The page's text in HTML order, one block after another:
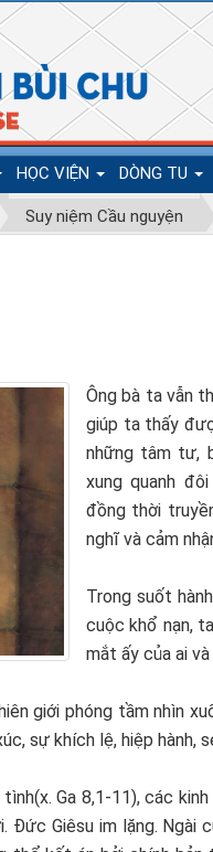
HỌC VIỆN DÒNG TU
Suy niệm Cầu nguyện
Ông bà ta vẫn
giúp ta thấy
những tâm tư,
xung quanh
đồng thời
nghĩ và cảm
Trong suốt
cuộc khổ nạn,
mắt ấy của ai
giới phóng tầm nhìn
sự khích lệ, hiệp hành,
Ga 8,1-11), các
Giêsu im lặng. Ngài